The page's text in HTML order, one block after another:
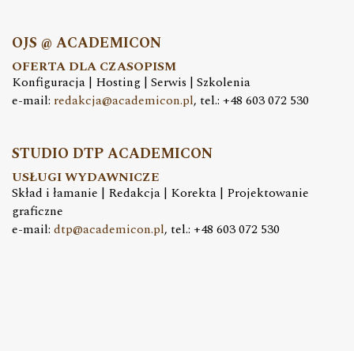
OJS @ ACADEMICON
OFERTA DLA CZASOPISM
Konfiguracja | Hosting | Serwis | Szkolenia
e-mail: redakcja@academicon.pl, tel.: +48 603 072 530
STUDIO DTP ACADEMICON
USŁUGI WYDAWNICZE
Skład i łamanie | Redakcja | Korekta | Projektowanie
graficzne
e-mail: dtp@academicon.pl, tel.: +48 603 072 530